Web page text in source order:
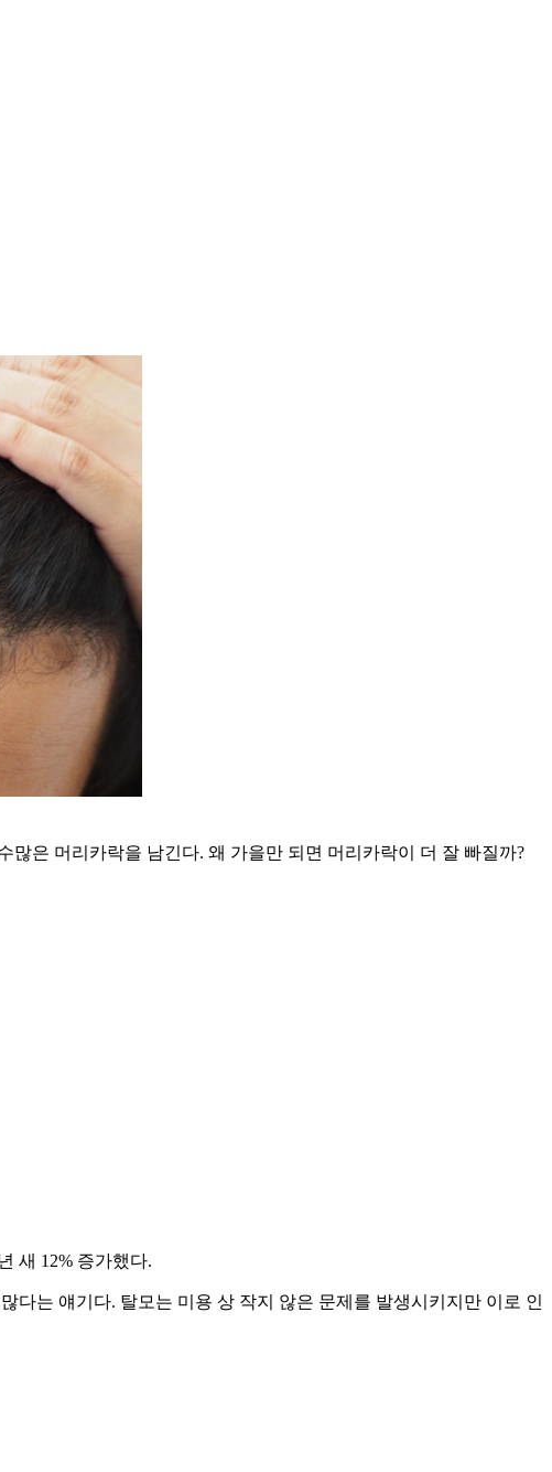
은 머리카락을 남긴다. 왜 가을만 되면 머리카락이 더 잘 빠질까?
새 12% 증가했다.
다는 얘기다. 탈모는 미용 상 작지 않은 문제를 발생시키지만 이로 인